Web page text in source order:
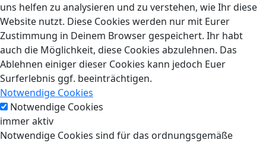
uns helfen zu analysieren und zu verstehen, wie Ihr diese
Website nutzt. Diese Cookies werden nur mit Eurer
Zustimmung in Deinem Browser gespeichert. Ihr habt
auch die Möglichkeit, diese Cookies abzulehnen. Das
Ablehnen einiger dieser Cookies kann jedoch Euer
Surferlebnis ggf. beeinträchtigen.
Notwendige Cookies
Notwendige Cookies
immer aktiv
Notwendige Cookies sind für das ordnungsgemäße